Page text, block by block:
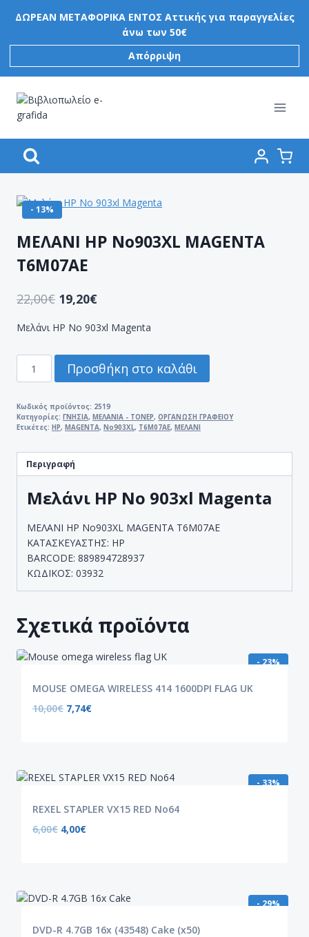
ΔΩΡΕΑΝ ΜΕΤΑΦΟΡΙΚΑ ΕΝΤΟΣ Αττικής για παραγγελίες
άνω των 50€
Απόρριψη
- 13%
ΜΕΛΑΝΙ HP No903XL MAGENTA
T6M07AE
22,00€ 19,20€
Μελάνι HP No 903xl Magenta
MAGENTA
T6M07AE
Προσθήκη στο καλάθι
Κωδικός προϊόντος: 2519
Κατηγορίες: ΓΝΗΣΙΑ, ΜΕΛΑΝΙΑ - ΤΟΝΕΡ, ΟΡΓΑΝΩΣΗ ΓΡΑΦΕΙΟΥ
Ετικέτες: HP, MAGENTA, No903XL, T6M07AE, ΜΕΛΑΝΙ
Περιγραφή
Μελάνι HP No 903xl Magenta
ΜΕΛΑΝΙ HP No903XL MAGENTA T6M07AE
ΚΑΤΑΣΚΕΥΑΣΤΗΣ: HP
BARCODE: 889894728937
ΚΩΔΙΚΟΣ: 03932
Σχετικά προϊόντα
- 23%
MOUSE OMEGA WIRELESS 414 1600DPI FLAG UK
10,00€ 7,74€
- 33%
REXEL STAPLER VX15 RED No64
6,00€ 4,00€
- 29%
DVD-R 4.7GB 16x (43548) Cake (x50)